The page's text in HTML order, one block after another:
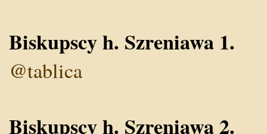
Biskupscy h. Szreniawa 1.
@tablica
Biskupscy h. Szreniawa 2.